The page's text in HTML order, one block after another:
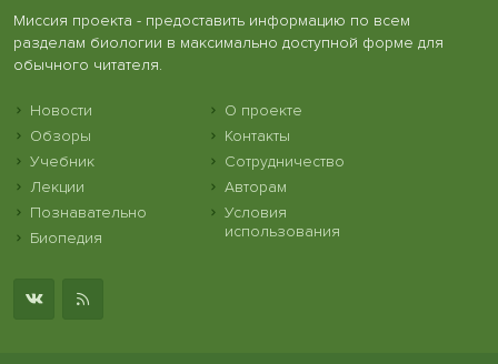
Миссия проекта - предоставить информацию по всем
разделам биологии в максимально доступной форме для
обычного читателя.
Новости
Обзоры
Учебник
Лекции
Познавательно
Биопедия
О проекте
Контакты
Сотрудничество
Авторам
Условия
использования